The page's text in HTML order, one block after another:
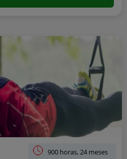
900 horas, 24 meses